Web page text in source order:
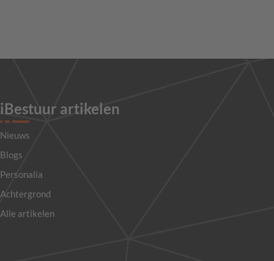
iBestuur artikelen
Nieuws
Blogs
Personalia
Achtergrond
Alle artikelen